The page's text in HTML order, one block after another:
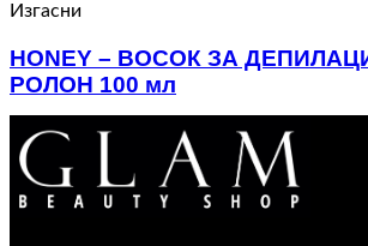
Изгасни
HONEY – ВОСОК ЗА
РОЛОН 100 мл
110ден